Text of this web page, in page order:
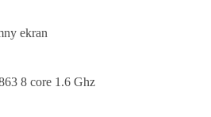
ekran
8 core 1.6 Ghz